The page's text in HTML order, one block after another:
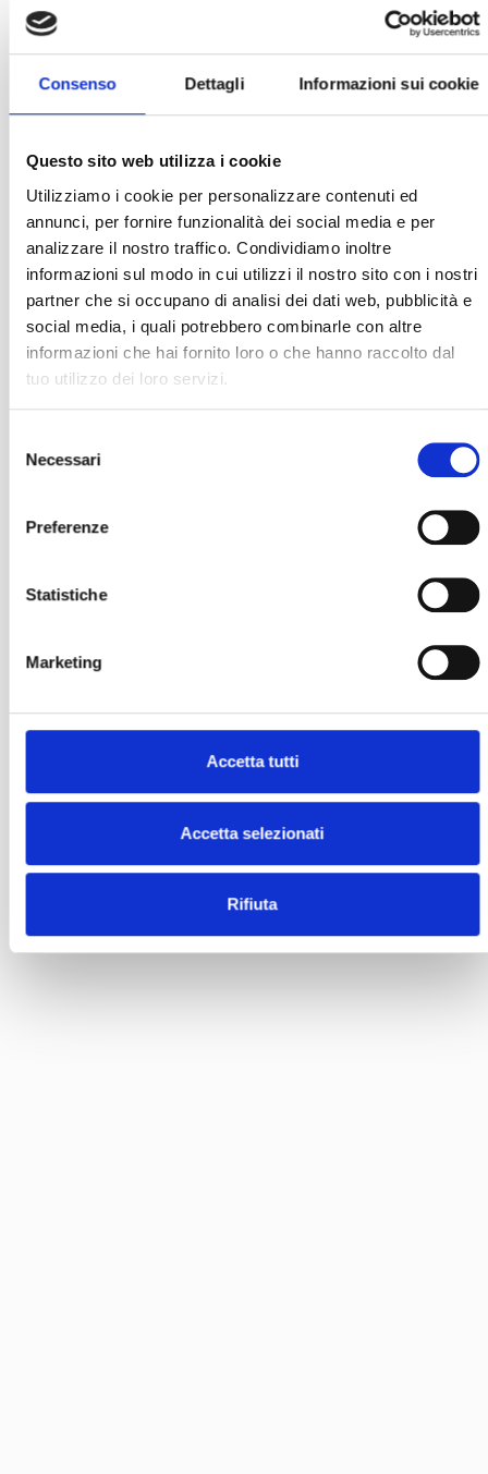
Consenso Dettagli Informazioni sui cookie
Questo sito web utilizza i cookie
Utilizziamo i cookie per personalizzare contenuti ed
annunci, per fornire funzionalità dei social media e per
analizzare il nostro traffico. Condividiamo inoltre
informazioni sul modo in cui utilizzi il nostro sito con i nostri
partner che si occupano di analisi dei dati web, pubblicità e
social media, i quali potrebbero combinarle con altre
informazioni che hai fornito loro o che hanno raccolto dal
tuo utilizzo dei loro servizi.
delNecessari
Preferenze
Statistiche
Marketing
Accetta tutti
Accetta selezionati
Rifiuta